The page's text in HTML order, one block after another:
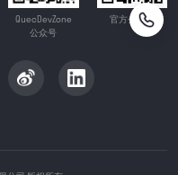
QuecDevZone
公众号
官方公众号